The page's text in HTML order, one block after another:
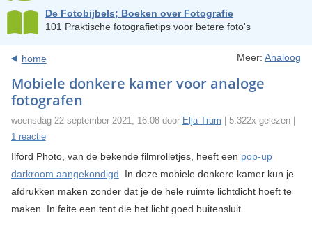
De Fotobijbels; Boeken over Fotografie
101 Praktische fotografietips voor betere foto's
home Meer:Analoog
Mobiele donkere kamer voor analoge
fotografen
woensdag 22 september 2021, 16:08 door Elja Trum | 5.322x gelezen |
1 reactie
Ilford Photo, van de bekende filmrolletjes, heeft een pop-up
darkroom aangekondigd. In deze mobiele donkere kamer kun je
afdrukken maken zonder dat je de hele ruimte lichtdicht hoeft te
maken. In feite een tent die het licht goed buitensluit.